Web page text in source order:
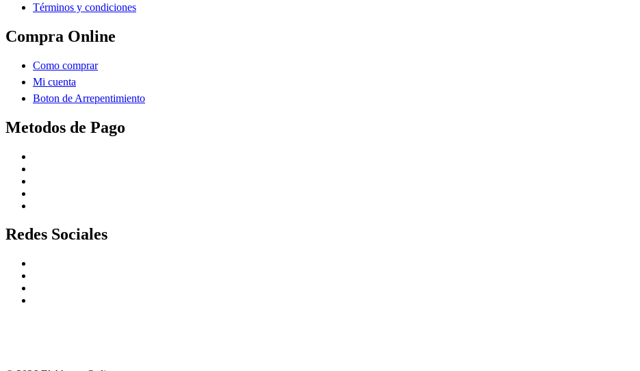
Términos y condiciones
Compra Online
Como comprar
Mi cuenta
Boton de Arrepentimiento
Metodos de Pago
Redes Sociales